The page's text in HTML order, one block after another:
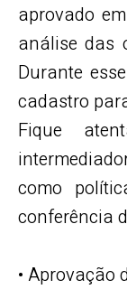
aprovado
análise das
Durante
cadastro
Fique
como
conferência
• Aprovação